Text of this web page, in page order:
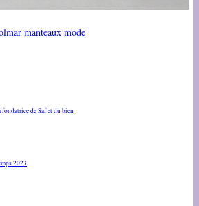
manteaux mode
de Saf et du bien
2023